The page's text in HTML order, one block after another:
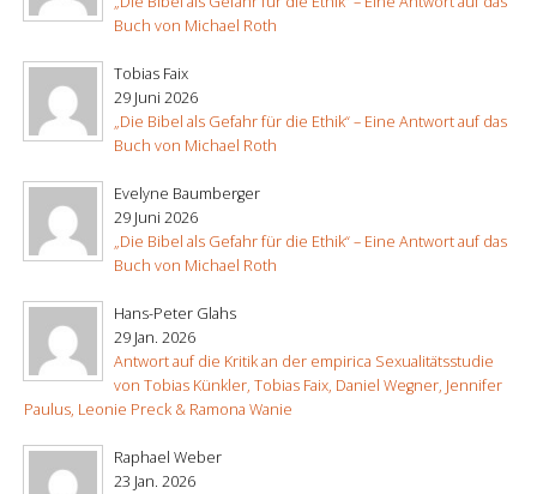
Buch von Michael Roth
Tobias Faix
29 Juni 2026
„Die Bibel als Gefahr für die Ethik“ – Eine Antwort auf das
Buch von Michael Roth
Evelyne Baumberger
29 Juni 2026
„Die Bibel als Gefahr für die Ethik“ – Eine Antwort auf das
Buch von Michael Roth
Hans-Peter Glahs
29 Jan. 2026
Antwort auf die Kritik an der empirica Sexualitätsstudie
von Tobias Künkler, Tobias Faix, Daniel Wegner, Jennifer
Paulus, Leonie Preck & Ramona Wanie
Raphael Weber
23 Jan. 2026